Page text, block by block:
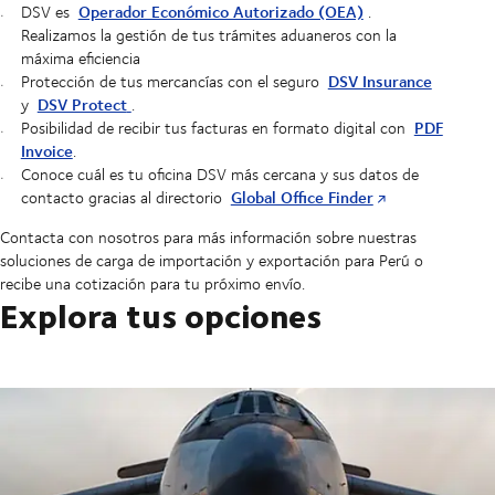
DSV es Operador Económico Autorizado (OEA) .
Realizamos la gestión de tus trámites aduaneros con la
máxima eficiencia
Protección de tus mercancías con el seguro DSV Insurance
y DSV Protect .
Posibilidad de recibir tus facturas en formato digital con PDF
Invoice.
Conoce cuál es tu oficina DSV más cercana y sus datos de
contacto gracias al directorio Global Office Finder
Contacta con nosotros para más información sobre nuestras
soluciones de carga de importación y exportación para Perú o
recibe una cotización para tu próximo envío.
Explora tus opciones